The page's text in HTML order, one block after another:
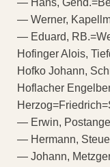
— Hans,
— Werner,
— Eduard,
Hofinger Alois,
Hofko Johann,
Hoflacher
— Erwin,
— Hermann,
— Johann,